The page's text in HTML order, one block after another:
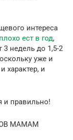
интереса
плохо ест в год,
3 недель до 1,5-2
уже и
характер, и
и правильно!
МАМАМ